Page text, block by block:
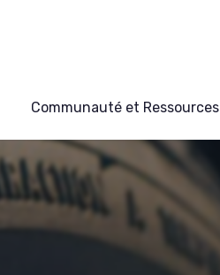
Communauté et Ressources